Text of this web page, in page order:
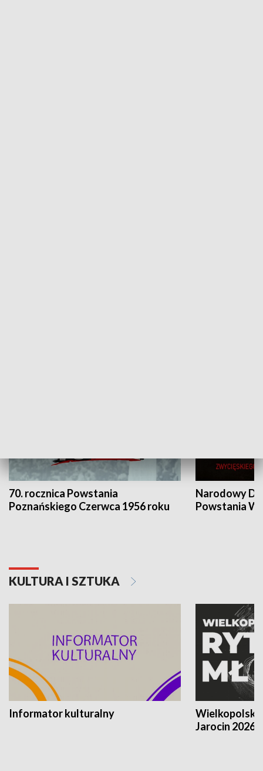
70. rocznica Powstania
Poznańskiego Czerwca 1956 roku
Narodowy
Powstania
KULTURA I SZTUKA
Informator kulturalny
Jarocin 2026